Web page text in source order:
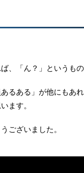
、「ん？」というも
るある」が他にもあ
ます。
ございました。